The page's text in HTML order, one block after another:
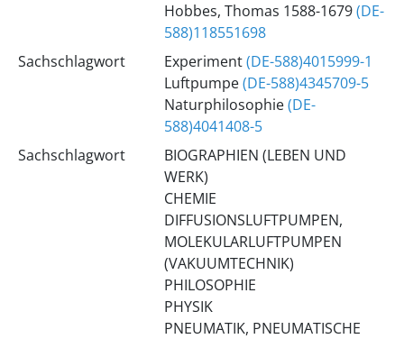
Hobbes, Thomas 1588-1679(DE-
588)118551698
Sachschlagwort
Experiment(DE-588)4015999-1
Luftpumpe(DE-588)4345709-5
Naturphilosophie(DE-
588)4041408-5
Sachschlagwort
BIOGRAPHIEN (LEBEN UND
WERK)
CHEMIE
DIFFUSIONSLUFTPUMPEN,
MOLEKULARLUFTPUMPEN
(VAKUUMTECHNIK)
PHILOSOPHIE
PHYSIK
PNEUMATIK, PNEUMATISCHE